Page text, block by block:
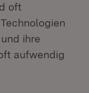
oft
ihre
aufwendig